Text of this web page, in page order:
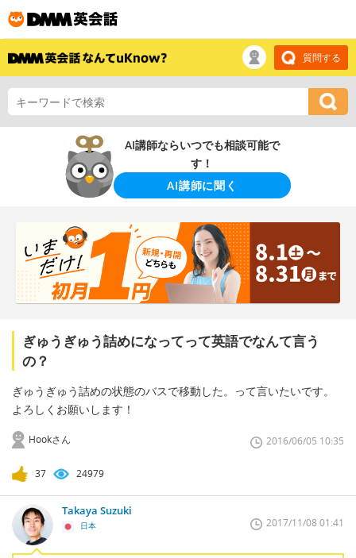
質問する
AI講師ならいつでも相談可能で
す！
AI講師に聞く
ぎゅうぎゅう詰めになってって英語でなんて言う
の？
ぎゅうぎゅう詰めの状態のバスで移動した。って言いたいです。
よろしくお願いします！
Hookさん 2016/06/05 10:35
37 24979
Takaya Suzuki
日本 2017/11/08 01:41